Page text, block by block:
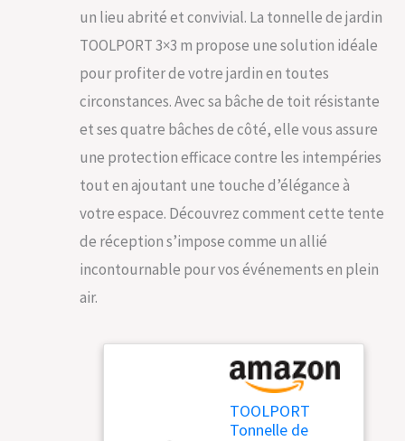
un lieu abrité et convivial. La tonnelle de jardin
TOOLPORT 3×3 m propose une solution idéale
pour profiter de votre jardin en toutes
circonstances. Avec sa bâche de toit résistante
et ses quatre bâches de côté, elle vous assure
une protection efficace contre les intempéries
tout en ajoutant une touche d’élégance à
votre espace. Découvrez comment cette tente
de réception s’impose comme un allié
incontournable pour vos événements en plein
air.
TOOLPORT
Tonnelle de